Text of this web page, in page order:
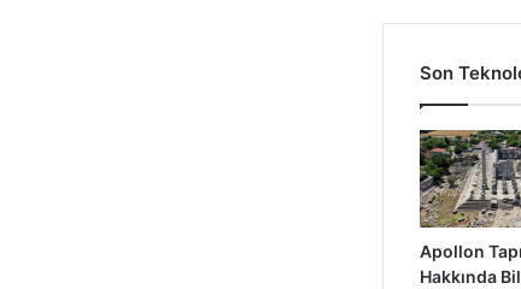
Son
Apollon
Hakkında